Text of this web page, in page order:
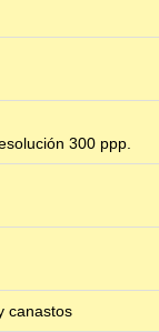
300 ppp.
canastos